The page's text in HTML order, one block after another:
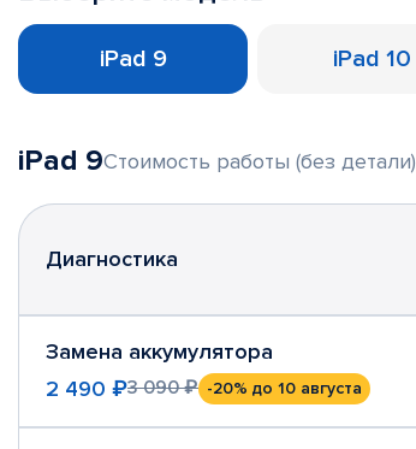
iPad 9 iPad 10
iPad 9Стоимость работы (без детали)
Диагностика
Замена аккумулятора
2 490 ₽3 090 ₽ -20% до 10 августа